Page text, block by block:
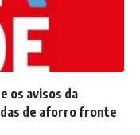
os avisos da
de aforro fronte